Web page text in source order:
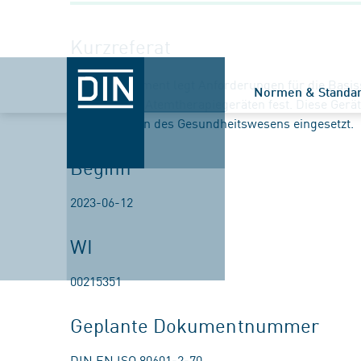
Normen &
Kurzreferat
Dieses Dokument legt Anforderungen für die
Schlafapnoe-Atemtherapiegeräten fest. Diese
Einrichtungen des Gesundheitswesens eingesetzt.
Beginn
2023-06-12
WI
00215351
Geplante Dokumentnummer